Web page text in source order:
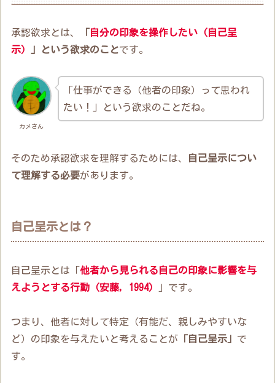
承認欲求とは、
自分の印象を操作したい（自己呈
示）
」という欲求のことです。
カメさん
「仕事ができる（他者の印象）って思われ
たい！」という欲求のことだね。
そのため承認欲求を理解するためには、
自己呈示につい
て理解する必要があります。
自己呈示とは？
自己呈示とは「他者から見られる自己の印象に影響を与
えようとする行動（安藤，1994）
」です。
つまり、他者に対して特定（有能だ、親しみやすいな
ど）の印象を与えたいと考えることが 「自己呈示」 で
す。